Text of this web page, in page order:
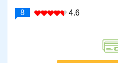
8 4.6